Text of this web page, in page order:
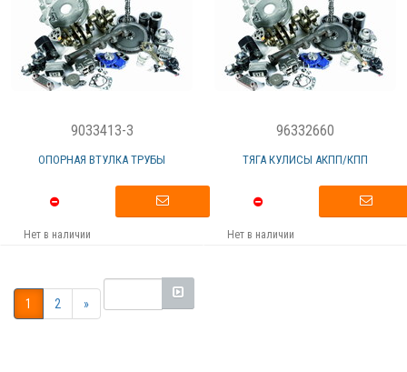
9033413-3
ОПОРНАЯ ВТУЛКА ТРУБЫ
Нет в наличии
96332660
ТЯГА КУЛИСЫ АКПП/КПП
Нет в наличии
1 2 »